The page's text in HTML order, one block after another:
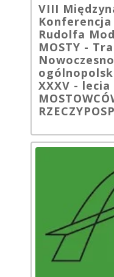
VIII
Rudolfa
MOSTY -
XXXV - lecia